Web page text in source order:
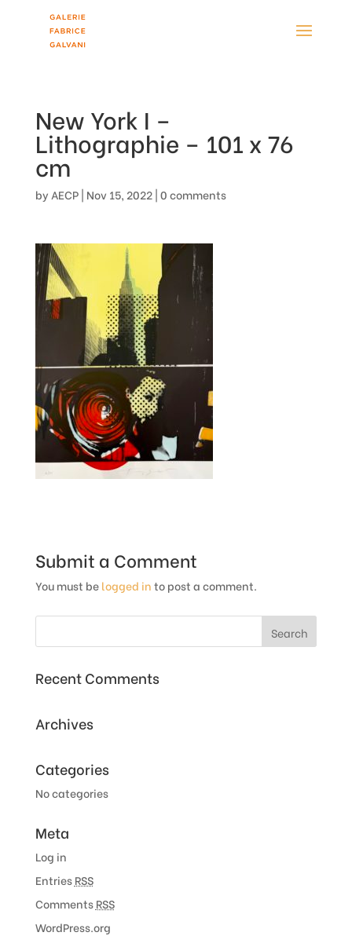
New York I –
Lithographie – 101 x 76
cm
by AECP| Nov 15, 2022|0 comments
Submit a Comment
You must belogged into post a comment.
Recent Comments
Archives
Categories
No categories
Meta
Log in
EntriesRSS
CommentsRSS
WordPress.org